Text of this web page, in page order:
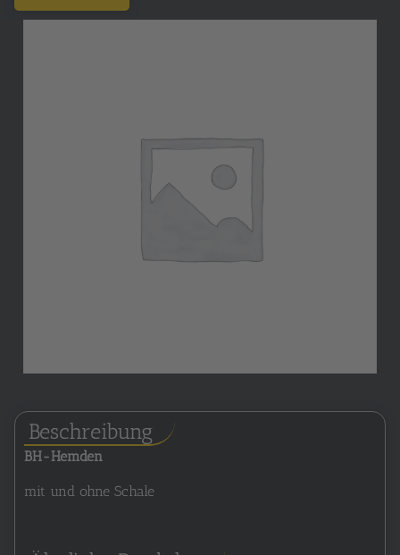
Beschreibung
BH-Hemden
mit und ohne Schale